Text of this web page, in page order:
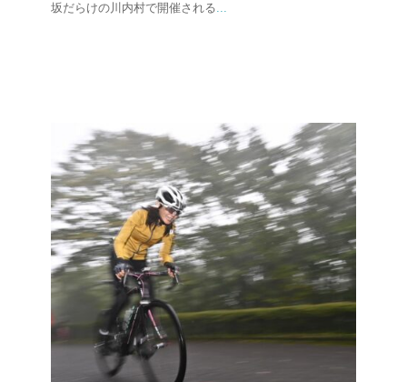
坂だらけの川内村で開催される...